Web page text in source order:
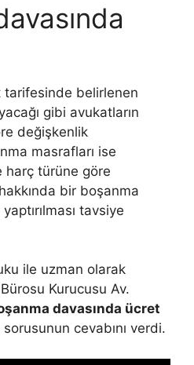
tarifesinde belirlenen
gibi avukatların
değişkenlik
masrafları ise
harç türüne göre
bir boşanma
tavsiye
ile uzman olarak
Kurucusu Av.
davasında ücret
sorusunun cevabını verdi.